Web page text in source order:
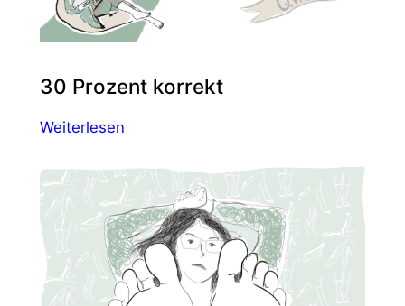
30 Prozent korrekt
Weiterlesen:
Prozent
korrekt